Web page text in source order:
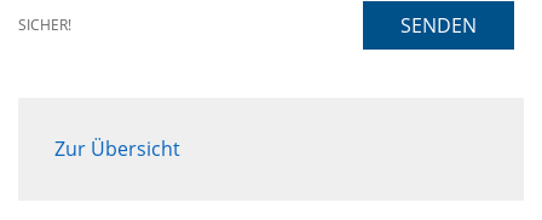
SICHER! SENDEN
Zur Übersicht